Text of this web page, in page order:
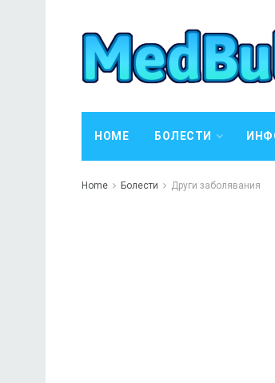
HOME БОЛЕСТИ
Home Болести Други заболявания